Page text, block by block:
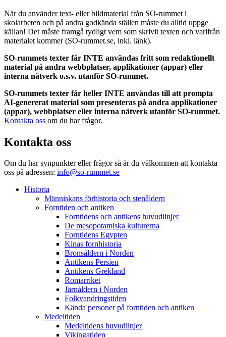
När du använder text- eller bildmaterial från SO-rummet i
skolarbeten och på andra godkända ställen måste du alltid uppge
källan! Det måste framgå tydligt vem som skrivit texten och varifrån
materialet kommer (SO-rummet.se, inkl. länk).
SO-rummets texter får INTE användas fritt som redaktionellt
material på andra webbplatser, applikationer (appar) eller
interna nätverk o.s.v. utanför SO-rummet.
SO-rummets texter får heller INTE användas till att prompta
AI-genererat material som presenteras på andra applikationer
(appar), webbplatser eller interna nätverk utanför SO-rummet.
Kontakta oss om du har frågor.
Kontakta oss
Om du har synpunkter eller frågor så är du välkommen att kontakta
oss på adressen: info@so-rummet.se
Historia
Människans förhistoria och stenåldern
Forntiden och antiken
Forntidens och antikens huvudlinjer
De mesopotamiska kulturerna
Forntidens Egypten
Kinas fornhistoria
Bronsåldern i Norden
Antikens Persien
Antikens Grekland
Romarriket
Järnåldern i Norden
Folkvandringstiden
Kända personer på forntiden och antiken
Medeltiden
Medeltidens huvudlinjer
Vikingatiden